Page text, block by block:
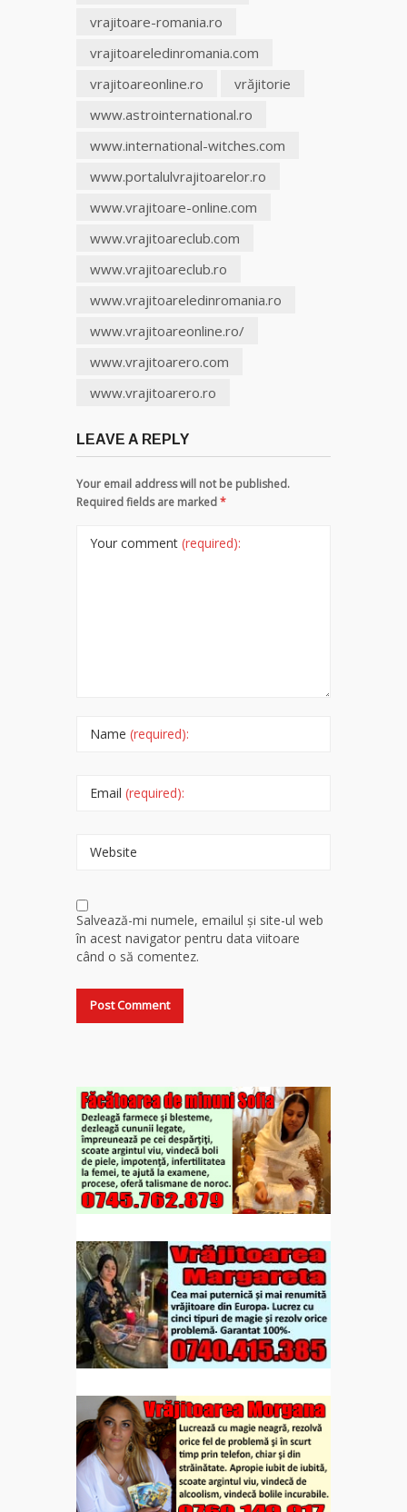
vrajitoare-romania.ro
vrajitoareledinromania.com
vrajitoareonline.ro
vrăjitorie
www.astrointernational.ro
www.international-witches.com
www.portalulvrajitoarelor.ro
www.vrajitoare-online.com
www.vrajitoareclub.com
www.vrajitoareclub.ro
www.vrajitoareledinromania.ro
www.vrajitoareonline.ro/
www.vrajitoarero.com
www.vrajitoarero.ro
LEAVE A REPLY
Your email address will not be published.
Required fields are marked*
Your comment (required):
Name (required):
Email (required):
Website
Salvează-mi numele, emailul și site-ul web
în acest navigator pentru data viitoare
când o să comentez.